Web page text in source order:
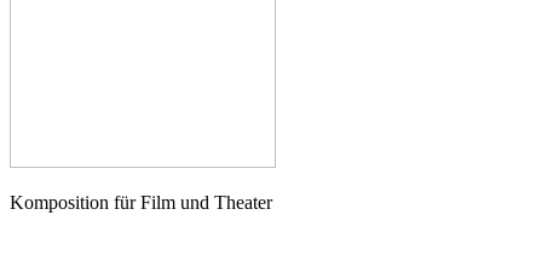
Komposition für Film und Theater